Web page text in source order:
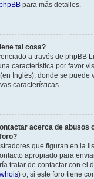
para más detalles.
tal cosa?
a través de phpBB
característica por favor
(en Inglés), donde se puede
características.
acerca de abusos
que figuran en la
apropiado para
tratar de contactar con el
) o, si este foro tiene